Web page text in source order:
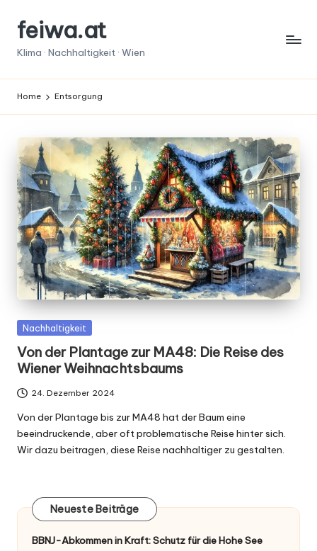
Skipfeiwa.at
Klima · Nachhaltigkeit · Wien
Home Entsorgung
Posted
Nachhaltigkeit
Von der Plantage zur MA48: Die Reise des
Wiener Weihnachtsbaums
24. Dezember 2024
Von der Plantage bis zur MA48 hat der Baum eine
beeindruckende, aber oft problematische Reise hinter sich.
Wir dazu beitragen, diese Reise nachhaltiger zu gestalten.
Neueste Beiträge
BBNJ-Abkommen in Kraft: Schutz für die Hohe See